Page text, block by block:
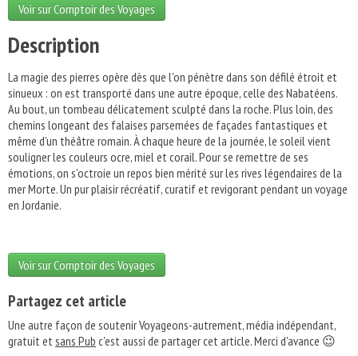
Voir sur Comptoir des Voyages
Description
La magie des pierres opère dès que l'on pénètre dans son défilé étroit et
sinueux : on est transporté dans une autre époque, celle des Nabatéens.
Au bout, un tombeau délicatement sculpté dans la roche. Plus loin, des
chemins longeant des falaises parsemées de façades fantastiques et
même d'un théâtre romain. À chaque heure de la journée, le soleil vient
souligner les couleurs ocre, miel et corail. Pour se remettre de ses
émotions, on s'octroie un repos bien mérité sur les rives légendaires de la
mer Morte. Un pur plaisir récréatif, curatif et revigorant pendant un voyage
en Jordanie.
Voir sur Comptoir des Voyages
Partagez cet article
Une autre façon de soutenir Voyageons-autrement, média indépendant,
gratuit etsans Pub c'est aussi de partager cet article. Merci d'avance 😉